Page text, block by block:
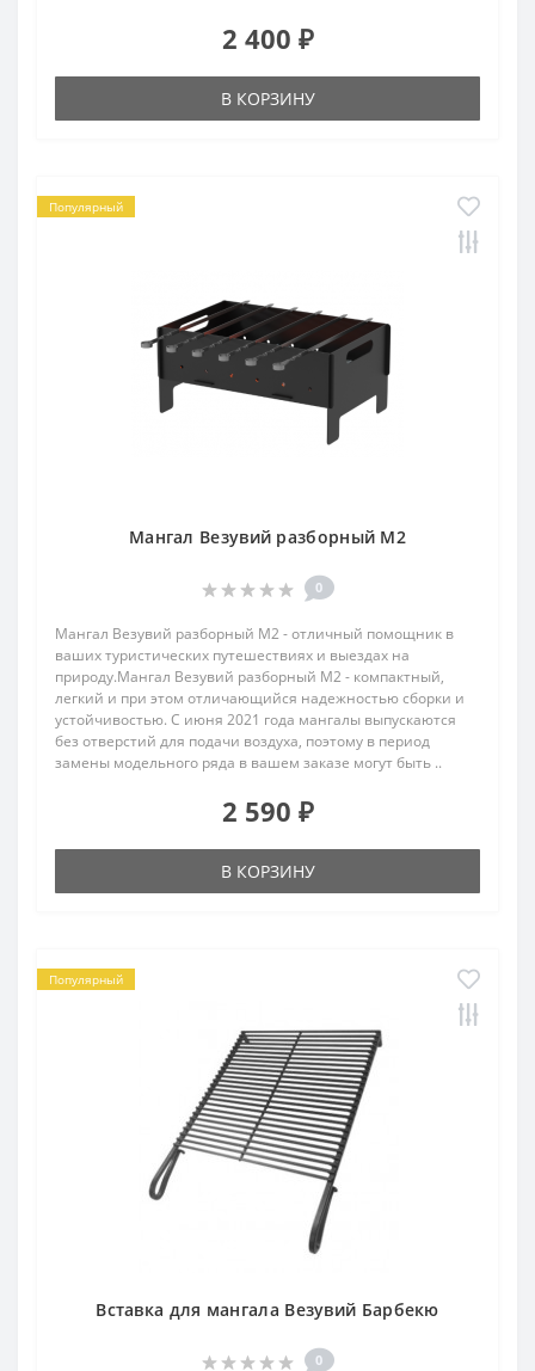
2 400 ₽
В КОРЗИНУ
Популярный
Мангал Везувий разборный М2
0
Мангал Везувий разборный М2 - отличный помощник в
ваших туристических путешествиях и выездах на
природу.Мангал Везувий разборный М2 - компактный,
легкий и при этом отличающийся надежностью сборки и
устойчивостью. С июня 2021 года мангалы выпускаются
без отверстий для подачи воздуха, поэтому в период
замены модельного ряда в вашем заказе могут быть ..
2 590 ₽
В КОРЗИНУ
Популярный
Вставка для мангала Везувий Барбекю
0